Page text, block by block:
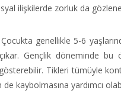
ilişkilerde zorluk da
genellikle 5-6
Gençlik döneminde bu
Tikleri tümüyle
kaybolmasına yardımcı